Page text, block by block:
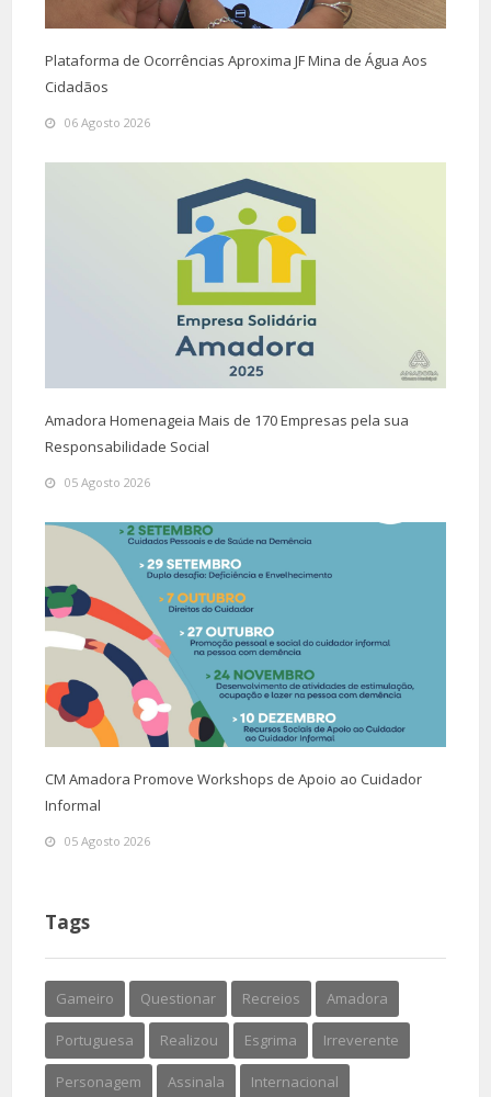
Plataforma de Ocorrências Aproxima JF Mina de Água Aos
Cidadãos
06 Agosto 2026
Amadora Homenageia Mais de 170 Empresas pela sua
Responsabilidade Social
05 Agosto 2026
CM Amadora Promove Workshops de Apoio ao Cuidador
Informal
05 Agosto 2026
Tags
Gameiro Questionar Recreios Amadora
Portuguesa Realizou Esgrima Irreverente
Personagem Assinala Internacional